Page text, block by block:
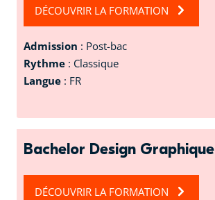
DÉCOUVRIR LA FORMATION
Admission : Post-bac
Rythme : Classique
Langue : FR
Bachelor Design Graphique
DÉCOUVRIR LA FORMATION